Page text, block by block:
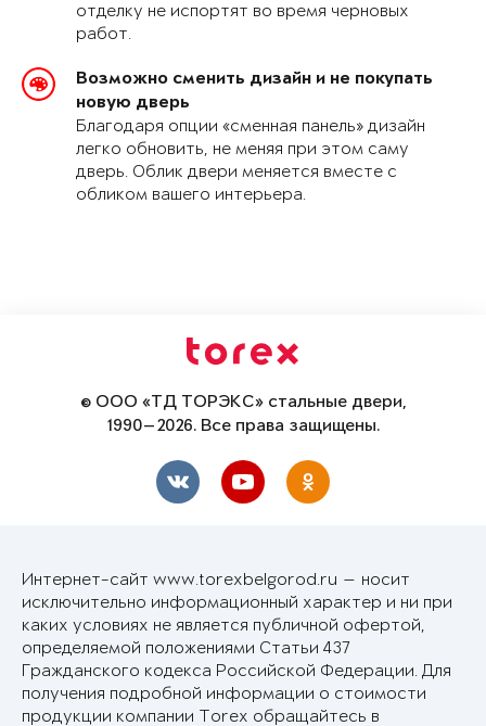
отделку не испортят во время черновых
работ.
Возможно сменить дизайн и не покупать
новую дверь
Благодаря опции «сменная панель» дизайн
легко обновить, не меняя при этом саму
дверь. Облик двери меняется вместе с
обликом вашего интерьера.
© ООО «ТД ТОРЭКС» стальные двери,
1990—2026. Все права защищены.
Интернет-сайт www.torexbelgorod.ru — носит
исключительно информационный характер и ни при
каких условиях не является публичной офертой,
определяемой положениями Статьи 437
Гражданского кодекса Российской Федерации. Для
получения подробной информации о стоимости
продукции компании Torex обращайтесь в